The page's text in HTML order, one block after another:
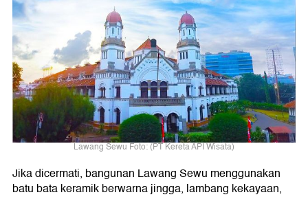
Lawang Sewu Foto: (PT Kereta API Wisata)
Jika dicermati, bangunan Lawang Sewu menggunakan
batu bata keramik berwarna jingga, lambang kekayaan,